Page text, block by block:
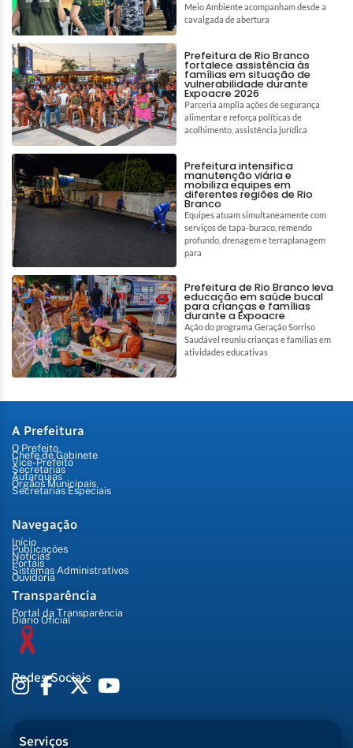
Meio Ambiente acompanham desde a
cavalgada de abertura
Prefeitura de Rio Branco
fortalece assistência às
famílias em situação de
vulnerabilidade durante
Expoacre 2026
Parceria amplia ações de segurança
alimentar e reforça políticas de
acolhimento, assistência jurídica
Prefeitura intensifica
manutenção viária e
mobiliza equipes em
diferentes regiões de Rio
Branco
Equipes atuam simultaneamente com
serviços de tapa-buraco, remendo
profundo, drenagem e terraplanagem
para
Prefeitura de Rio Branco leva
educação em saúde bucal
para crianças e famílias
durante a Expoacre
Ação do programa Geração Sorriso
Saudável reuniu crianças e famílias em
atividades educativas
A Prefeitura
O Prefeito
Chefe de Gabinete
Vice-Prefeito
Secretarias
Autarquias
Órgãos Municipais
Secretarias Especiais
Navegação
Início
Publicações
Notícias
Portais
Sistemas Administrativos
Ouvidoria
Transparência
Portal da Transparência
Diário Oficial
Redes Sociais
Serviços